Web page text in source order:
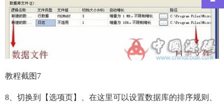
教程截图7
8、切换到【选项页】、在这里可以设置数据库的排序规则、